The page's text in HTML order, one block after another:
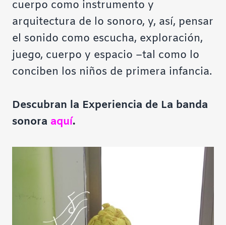
cuerpo como instrumento y
arquitectura de lo sonoro, y, así, pensar
el sonido como escucha, exploración,
juego, cuerpo y espacio –tal como lo
conciben los niños de primera infancia.
Descubran la Experiencia de La banda
sonora aquí.